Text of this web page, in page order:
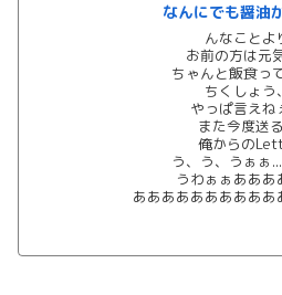
なんにでも醤油
んなことよ
お前の方は元
ちゃんと飯食っ
ちくしょう、
やっぱ言えね
また今度送
俺からの
う、う、うぁぁ...
うわぁぁあああ
ああああああああああ